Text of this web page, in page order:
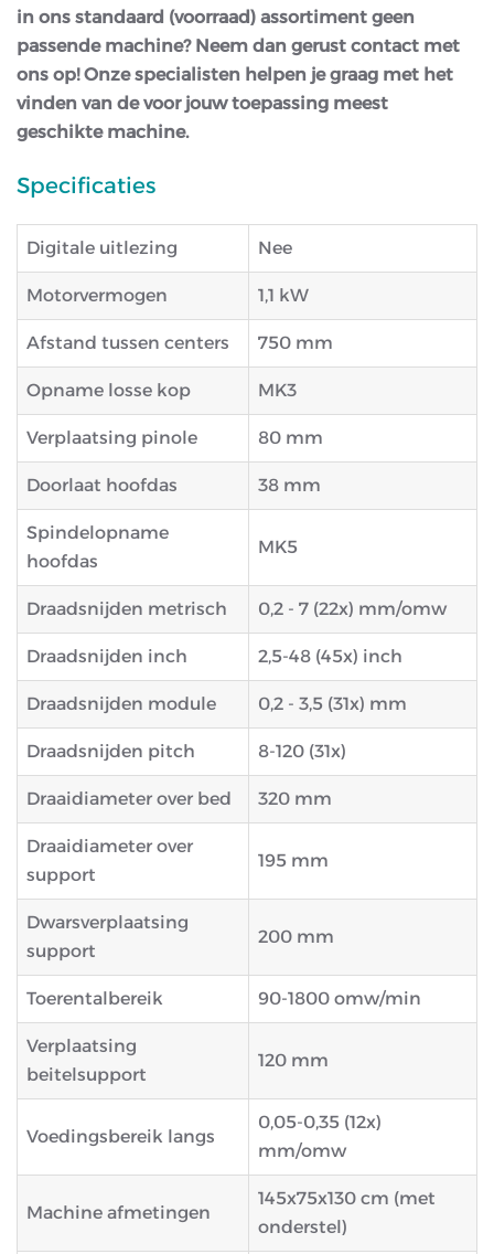
in ons standaard (voorraad) assortiment geen
passende machine? Neem dan gerust contact met
ons op! Onze specialisten helpen je graag met het
vinden van de voor jouw toepassing meest
geschikte machine.
Specificaties
Digitale uitlezing Nee
Motorvermogen 1,1 kW
Afstand tussen centers 750 mm
Opname losse kop MK3
Verplaatsing pinole 80 mm
Doorlaat hoofdas 38 mm
Spindelopname
hoofdas
MK5
Draadsnijden metrisch 0,2 - 7 (22x) mm/omw
Draadsnijden inch 2,5-48 (45x) inch
Draadsnijden module 0,2 - 3,5 (31x) mm
Draadsnijden pitch 8-120 (31x)
Draaidiameter over bed 320 mm
Draaidiameter over
support
195 mm
Dwarsverplaatsing
support
200 mm
Toerentalbereik 90-1800 omw/min
Verplaatsing
beitelsupport
120 mm
Voedingsbereik langs
0,05-0,35 (12x)
mm/omw
Machine afmetingen
145x75x130 cm (met
onderstel)